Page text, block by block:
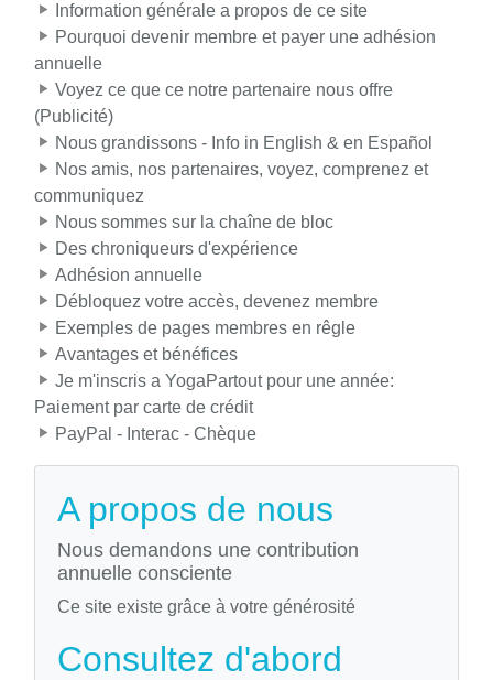
Information générale a propos de ce site
Pourquoi devenir membre et payer une adhésion
annuelle
Voyez ce que ce notre partenaire nous offre
(Publicité)
Nous grandissons - Info in English & en Español
Nos amis, nos partenaires, voyez, comprenez et
communiquez
Nous sommes sur la chaîne de bloc
Des chroniqueurs d'expérience
Adhésion annuelle
Débloquez votre accès, devenez membre
Exemples de pages membres en rêgle
Avantages et bénéfices
Je m'inscris a YogaPartout pour une année:
Paiement par carte de crédit
PayPal - Interac - Chèque
A propos de nous
Nous demandons une contribution
annuelle consciente
Ce site existe grâce à votre générosité
Consultez d'abord